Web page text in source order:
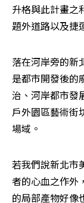
升格與此計畫之
題外道路以及捷
落在河岸旁的新
是都市開發後的
治、河岸都市發
戶外園區藝術街
場域。
若我們說新北市
者的心血之作外
的局部產物好像